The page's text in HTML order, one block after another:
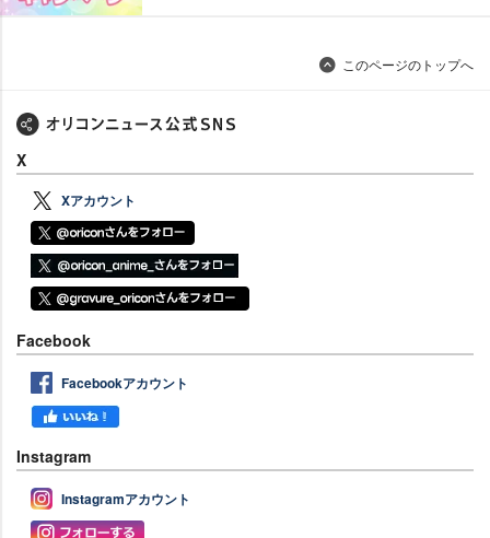
このページのトップへ
X
Xアカウント
Facebook
Facebookアカウント
Instagram
Instagramアカウント